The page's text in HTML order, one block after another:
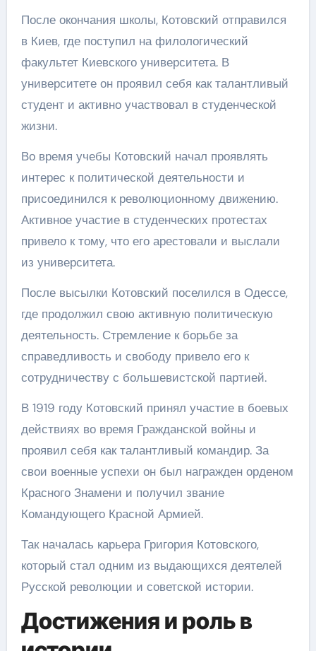
После окончания школы, Котовский отправился
в Киев, где поступил на филологический
факультет Киевского университета. В
университете он проявил себя как талантливый
студент и активно участвовал в студенческой
жизни.
Во время учебы Котовский начал проявлять
интерес к политической деятельности и
присоединился к революционному движению.
Активное участие в студенческих протестах
привело к тому, что его арестовали и выслали
из университета.
После высылки Котовский поселился в Одессе,
где продолжил свою активную политическую
деятельность. Стремление к борьбе за
справедливость и свободу привело его к
сотрудничеству с большевистской партией.
В 1919 году Котовский принял участие в боевых
действиях во время Гражданской войны и
проявил себя как талантливый командир. За
свои военные успехи он был награжден орденом
Красного Знамени и получил звание
Командующего Красной Армией.
Так началась карьера Григория Котовского,
который стал одним из выдающихся деятелей
Русской революции и советской истории.
Достижения и роль в